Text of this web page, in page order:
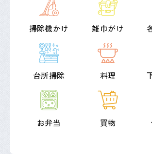
掃除機かけ 雑巾がけ
台所掃除 料理
お弁当 買物